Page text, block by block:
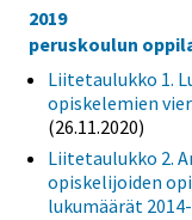
2019
peruskoulun
Liitetaulukko 1.
opiskelemien
(26.11.2020)
Liitetaulukko 2.
opiskelijoiden
lukumäärät